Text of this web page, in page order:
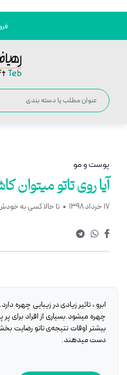
پوست و مو
آیا روی تاتو میتوان
17 خرداد 1398 تا حالا کسی به
ابرو ، تاثیر زیادی در زیبایی چهره
چهره میشود.بسیاری از افراد برای پر
بیشتر اوقات نتیجه‌ی تاتو رضایت
دست میدهند.